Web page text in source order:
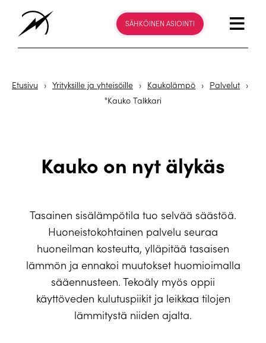
SÄHKÖINEN ASIOINTI
Etusivu › Yrityksille ja yhteisöille › Kaukolämpö › Palvelut ›
°Kauko Talkkari
Kauko on nyt älykäs
Tasainen sisälämpötila tuo selvää säästöä.
Huoneistokohtainen palvelu seuraa
huoneilman kosteutta, ylläpitää tasaisen
lämmön ja ennakoi muutokset huomioimalla
sääennusteen. Tekoäly myös oppii
käyttöveden kulutuspiikit ja leikkaa tilojen
lämmitystä niiden ajalta.